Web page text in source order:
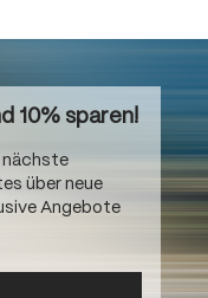
10% sparen!
nächste
über neue
Angebote